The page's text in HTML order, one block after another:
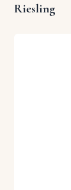
Riesling